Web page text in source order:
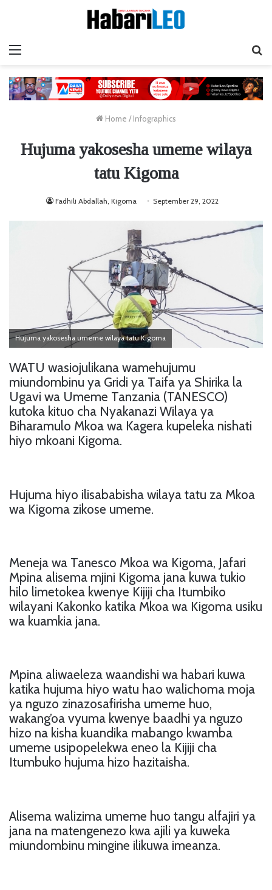
Home / Infographics
Hujuma yakosesha umeme wilaya
tatu Kigoma
Fadhili Abdallah, Kigoma September 29, 2022
Hujuma yakosesha umeme wilaya tatu Kigoma
WATU wasiojulikana wamehujumu
miundombinu ya Gridi ya Taifa ya Shirika la
Ugavi wa Umeme Tanzania (TANESCO)
kutoka kituo cha Nyakanazi Wilaya ya
Biharamulo Mkoa wa Kagera kupeleka nishati
hiyo mkoani Kigoma.
Hujuma hiyo ilisababisha wilaya tatu za Mkoa
wa Kigoma zikose umeme.
Meneja wa Tanesco Mkoa wa Kigoma, Jafari
Mpina alisema mjini Kigoma jana kuwa tukio
hilo limetokea kwenye Kijiji cha Itumbiko
wilayani Kakonko katika Mkoa wa Kigoma usiku
wa kuamkia jana.
Mpina aliwaeleza waandishi wa habari kuwa
katika hujuma hiyo watu hao walichoma moja
ya nguzo zinazosafirisha umeme huo,
wakang’oa vyuma kwenye baadhi ya nguzo
hizo na kisha kuandika mabango kwamba
umeme usipopelekwa eneo la Kijiji cha
Itumbuko hujuma hizo hazitaisha.
Alisema walizima umeme huo tangu alfajiri ya
jana na matengenezo kwa ajili ya kuweka
miundombinu mingine ilikuwa imeanza.